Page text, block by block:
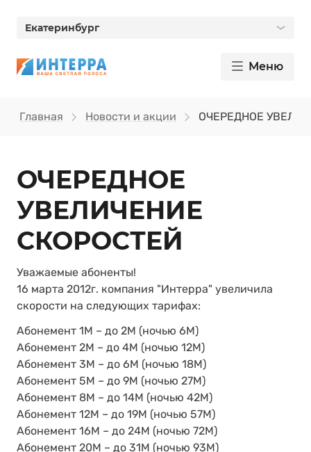
Екатеринбург
Меню
Главная Новости и акции ОЧЕРЕДНОЕ
ОЧЕРЕДНОЕ
УВЕЛИЧЕНИЕ
СКОРОСТЕЙ
Уважаемые абоненты!
16 марта 2012г. компания "Интерра" увеличила
скорости на следующих тарифах:
Абонемент 1М – до 2М (ночью 6М)
Абонемент 2М – до 4М (ночью 12М)
Абонемент 3М – до 6М (ночью 18М)
Абонемент 5М – до 9М (ночью 27М)
Абонемент 8М – до 14М (ночью 42М)
Абонемент 12М – до 19М (ночью 57М)
Абонемент 16М – до 24М (ночью 72М)
Абонемент 20М – до 31М (ночью 93М)